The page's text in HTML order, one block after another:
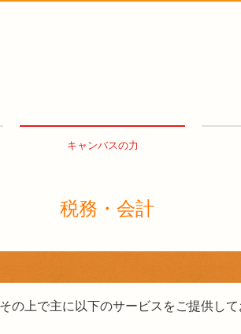
キャンバスの力
税務・会計
上で主に以下のサービスをご提供して